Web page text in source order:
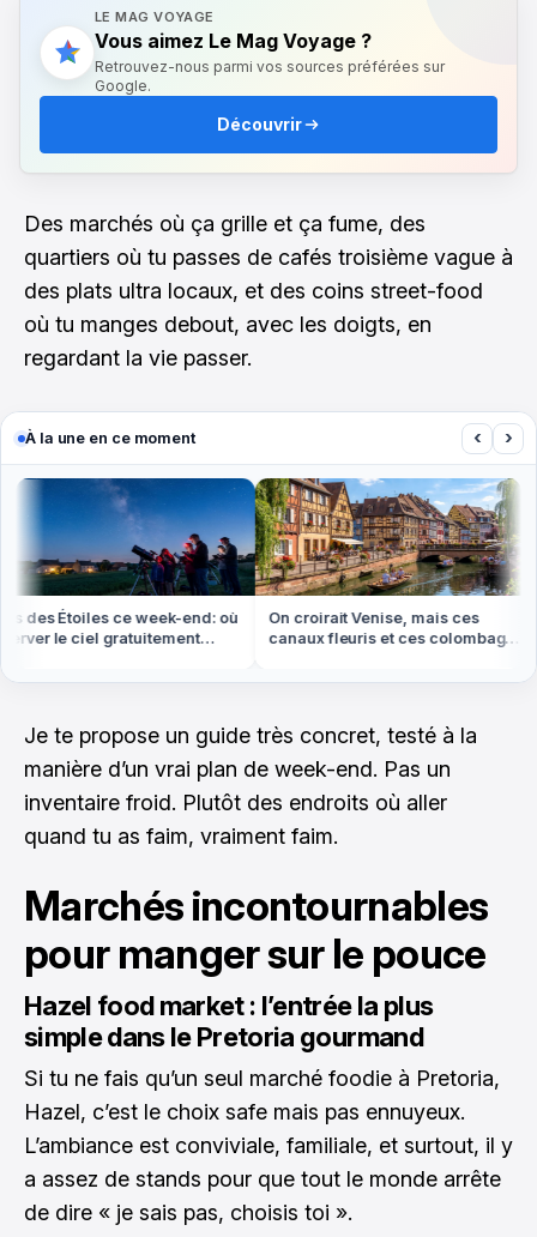
LE MAG VOYAGE
Vous aimez Le Mag Voyage ?
Retrouvez-nous parmi vos sources préférées sur
Google.
Découvrir
Des marchés où ça grille et ça fume, des
quartiers où tu passes de cafés troisième vague à
des plats ultra locaux, et des coins street-food
où tu manges debout, avec les doigts, en
regardant la vie passer.
À la une en ce moment ‹ ›
des Étoiles ce week-end: où
le ciel gratuitement
On croirait Venise, mais ces
canaux fleuris et ces colombages
Je te propose un guide très concret, testé à la
manière d’un vrai plan de week-end. Pas un
inventaire froid. Plutôt des endroits où aller
quand tu as faim, vraiment faim.
Marchés incontournables
pour manger sur le pouce
Hazel food market : l’entrée la plus
simple dans le Pretoria gourmand
Si tu ne fais qu’un seul marché foodie à Pretoria,
Hazel, c’est le choix safe mais pas ennuyeux.
L’ambiance est conviviale, familiale, et surtout, il y
a assez de stands pour que tout le monde arrête
de dire « je sais pas, choisis toi ».